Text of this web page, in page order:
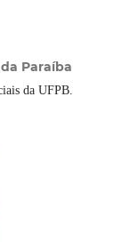
Paraíba
da UFPB.